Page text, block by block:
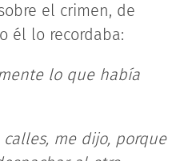
el crimen, de
él lo recordaba:
lo que había
me dijo, porque